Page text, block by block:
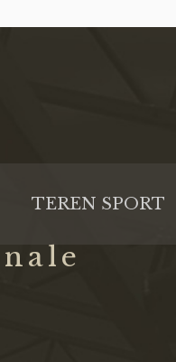
TEREN SPORT